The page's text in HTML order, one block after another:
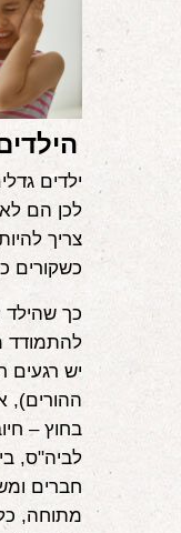
ילדים
לכן הם
צריך
כשקורים
כך שהילד
להתמודד
יש רגעים
ההורים),
בחוץ –
לביה"ס,
חברים
מתוחה, כל